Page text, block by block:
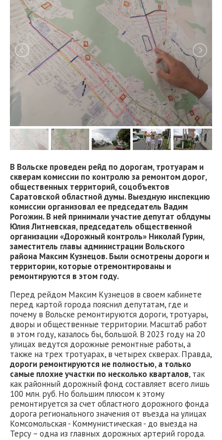
В Вольске проведен рейд по дорогам, тротуарам и
скверам комиссии по контролю за ремонтом дорог,
общественных территорий, соцобъектов
Саратовской областной думы. Выездную инспекцию
комиссии организовал ее председатель Вадим
Рогожин. В ней принимали участие депутат облдумы
Юлия Литневская, председатель общественной
организации «Дорожный контроль» Николай Гурин,
заместитель главы администрации Вольского
района Максим Кузнецов. Были осмотрены дороги и
территории, которые отремонтированы и
ремонтируются в этом году.
Перед рейдом Максим Кузнецов в своем кабинете
перед картой города пояснил депутатам, где и
почему в Вольске ремонтируются дороги, тротуары,
дворы и общественные территории. Масштаб работ
в этом году, казалось бы, большой. В 2023 году на 20
улицах ведутся дорожные ремонтные работы, а
также на трех тротуарах, в четырех скверах. Правда,
дороги ремонтируются не полностью, а только
самые плохие участки по несколько кварталов, так
как районный дорожный фонд составляет всего лишь
100 млн. руб. Но большим плюсом к этому
ремонтируется за счет областного дорожного фонда
дорога регионального значения от въезда на улицах
Комсомольская - Коммунистическая - до выезда на
Терсу – одна из главных дорожных артерий города.